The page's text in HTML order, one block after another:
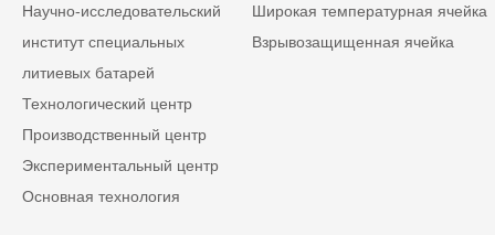
Научно-исследовательский
институт специальных
литиевых батарей
Технологический центр
Производственный центр
Экспериментальный центр
Основная технология
Широкая температурная ячейка
Взрывозащищенная ячейка